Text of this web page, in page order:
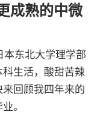
成熟的中微
东北大学理学部
生活，酸甜苦辣
回顾我四年来的
。